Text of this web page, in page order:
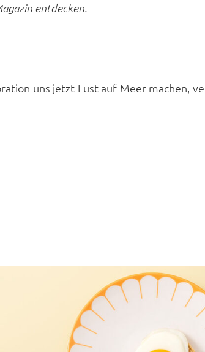
entdecken.
uns jetzt Lust auf Meer machen,